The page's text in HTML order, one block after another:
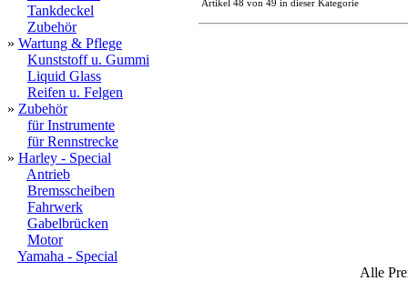
Tankdeckel
Zubehör
» Wartung & Pflege
Kunststoff u. Gummi
Liquid Glass
Reifen u. Felgen
» Zubehör
für Instrumente
für Rennstrecke
» Harley - Special
Antrieb
Bremsscheiben
Fahrwerk
Gabelbrücken
Motor
Yamaha - Special
Artikel 48 von 49 in dieser Kategorie
Alle